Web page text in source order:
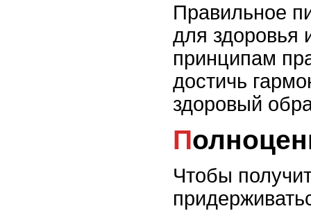
Правильное
для здоровья
принципам
достичь
здоровый
Чтобы